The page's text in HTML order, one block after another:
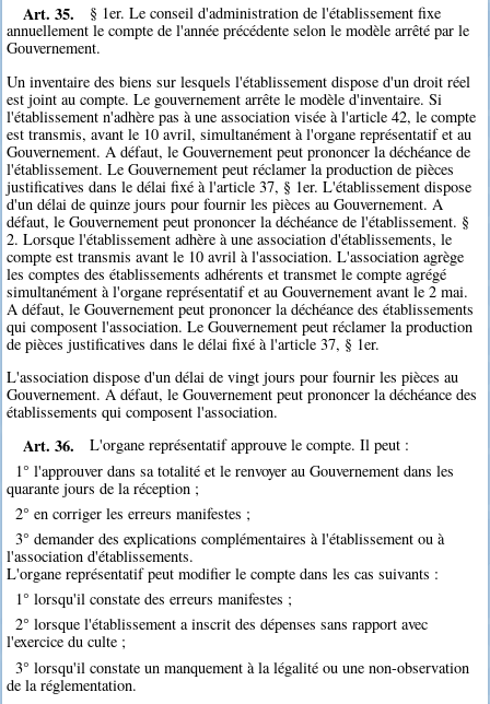
Art. 35.
§ 1er. Le conseil d'administration de l'établissement fixe
annuellement le compte de l'année précédente selon le modèle arrêté par le
Gouvernement.
Un inventaire des biens sur lesquels l'établissement dispose d'un droit réel
est joint au compte. Le gouvernement arrête le modèle d'inventaire. Si
l'établissement n'adhère pas à une association visée à l'article 42, le compte
est transmis, avant le 10 avril, simultanément à l'organe représentatif et au
Gouvernement. A défaut, le Gouvernement peut prononcer la déchéance de
l'établissement. Le Gouvernement peut réclamer la production de pièces
justificatives dans le délai fixé à l'article 37, § 1er. L'établissement dispose
d'un délai de quinze jours pour fournir les pièces au Gouvernement. A
défaut, le Gouvernement peut prononcer la déchéance de l'établissement. §
2. Lorsque l'établissement adhère à une association d'établissements, le
compte est transmis avant le 10 avril à l'association. L'association agrège
les comptes des établissements adhérents et transmet le compte agrégé
simultanément à l'organe représentatif et au Gouvernement avant le 2 mai.
A défaut, le Gouvernement peut prononcer la déchéance des établissements
qui composent l'association. Le Gouvernement peut réclamer la production
de pièces justificatives dans le délai fixé à l'article 37, § 1er.
L'association dispose d'un délai de vingt jours pour fournir les pièces au
Gouvernement. A défaut, le Gouvernement peut prononcer la déchéance des
établissements qui composent l'association.
Art. 36.
L'organe représentatif approuve le compte. Il peut :
1° l'approuver dans sa totalité et le renvoyer au Gouvernement dans les
quarante jours de la réception ;
2° en corriger les erreurs manifestes ;
3° demander des explications complémentaires à l'établissement ou à
l'association d'établissements.
L'organe représentatif peut modifier le compte dans les cas suivants :
1° lorsqu'il constate des erreurs manifestes ;
2° lorsque l'établissement a inscrit des dépenses sans rapport avec
l'exercice du culte ;
3° lorsqu'il constate un manquement à la légalité ou une non-observation
de la réglementation.